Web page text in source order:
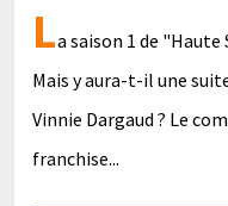
La saison 1 de "Haute
Mais y aura-t-il une
Vinnie Dargaud ? Le
franchise...